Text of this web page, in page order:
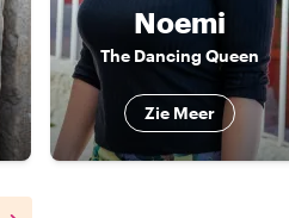
Noemi
The Dancing Queen
Zie Meer